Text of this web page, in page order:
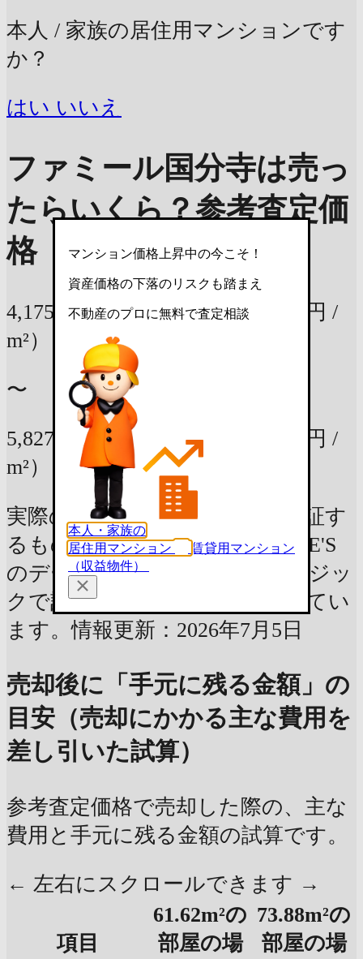
本人 / 家族の居住用マンションです
か？
はい いいえ
ファミール国分寺は売っ
たらいくら？参考査定価
格
4,175万円 61.62m²の部屋 （68万円 /
m²）
〜
5,827万円 73.88m²の部屋
（79万円 /
m²）
実際の査定価格や資産価値を保証す
るものではなく、LIFULL HOME'S
のデータベースを元に独自のロジッ
クで計算した参考情報を表示してい
ます。情報更新：2026年7月5日
売却後に「手元に残る金額」の
目安（売却にかかる主な費用を
差し引いた試算）
参考査定価格で売却した際の、主な
費用と手元に残る金額の試算です。
← 左右にスクロールできます →
項目
61.62m²の
部屋の場
73.88m²の
部屋の場
マンション価格上昇中の今こそ！
資産価格の下落のリスクも踏まえ
不動産のプロに無料で査定相談
本人・家族の
居住用マンション
賃貸用マンション
（収益物件）